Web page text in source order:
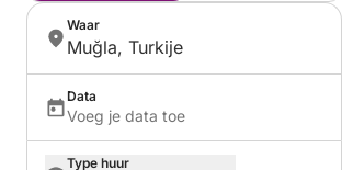
Waar
Muğla, Turkije
Data
Voeg je data toe
Type huur